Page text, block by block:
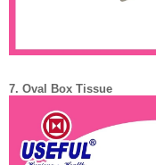
7. Oval Box Tissue